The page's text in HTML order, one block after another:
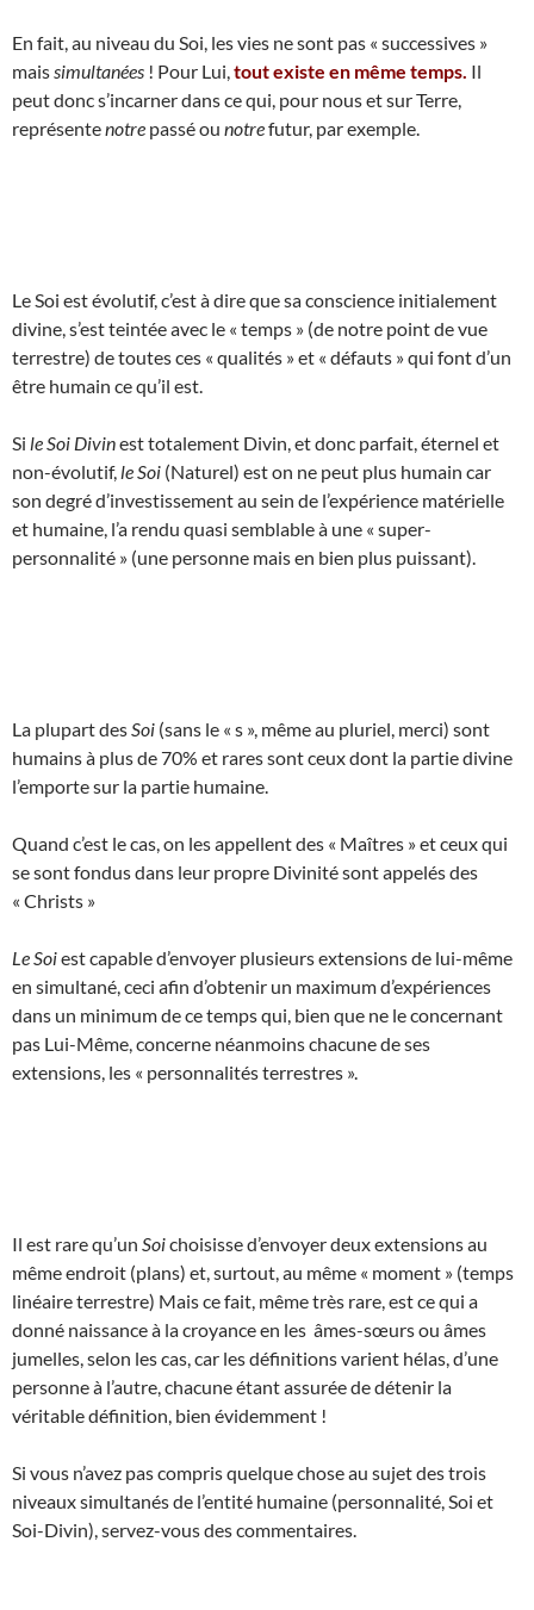
En fait, au niveau du Soi, les vies ne sont pas « successives »
mais simultanées ! Pour Lui, tout existe en même temps. Il
peut donc s’incarner dans ce qui, pour nous et sur Terre,
représentenotre passé ou notrefutur, par exemple.
Le Soi est évolutif, c’est à dire que sa conscience initialement
divine, s’est teintée avec le « temps » (de notre point de vue
terrestre) de toutes ces « qualités » et « défauts » qui font d’un
être humain ce qu’il est.
Si le Soi Divinest totalement Divin, et donc parfait, éternel et
non-évolutif, le Soi (Naturel) est on ne peut plus humain car
son degré d’investissement au sein de l’expérience matérielle
et humaine, l’a rendu quasi semblable à une « super-
personnalité » (une personne mais en bien plus puissant).
La plupart des Soi (sans le « s », même au pluriel, merci) sont
humains à plus de 70% et rares sont ceux dont la partie divine
l’emporte sur la partie humaine.
Quand c’est le cas, on les appellent des « Maîtres » et ceux qui
se sont fondus dans leur propre Divinité sont appelés des
« Christs »
Le Soiest capable d’envoyer plusieurs extensions de lui-même
en simultané, ceci afin d’obtenir un maximum d’expériences
dans un minimum de ce temps qui, bien que ne le concernant
pas Lui-Même, concerne néanmoins chacune de ses
extensions, les « personnalités terrestres ».
Il est rare qu’un Soichoisisse d’envoyer deux extensions au
même endroit (plans) et, surtout, au même « moment » (temps
linéaire terrestre) Mais ce fait, même très rare, est ce qui a
donné naissance à la croyance en les âmes-sœurs ou âmes
jumelles, selon les cas, car les définitions varient hélas, d’une
personne à l’autre, chacune étant assurée de détenir la
véritable définition, bien évidemment !
Si vous n’avez pas compris quelque chose au sujet des trois
niveaux simultanés de l’entité humaine (personnalité, Soi et
Soi-Divin), servez-vous des commentaires.